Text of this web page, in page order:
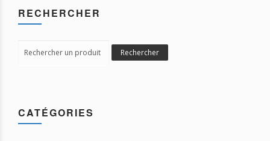
RECHERCHER
for:
Rechercher
CATÉGORIES